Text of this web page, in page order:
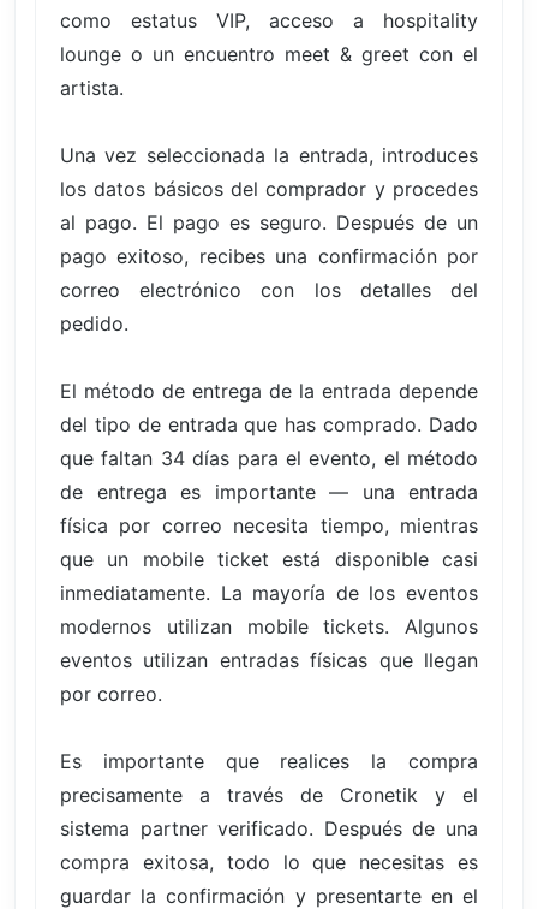
como estatus VIP, acceso a hospitality
lounge o un encuentro meet & greet con el
artista.
Una vez seleccionada la entrada, introduces
los datos básicos del comprador y procedes
al pago. El pago es seguro. Después de un
pago exitoso, recibes una confirmación por
correo electrónico con los detalles del
pedido.
El método de entrega de la entrada depende
del tipo de entrada que has comprado. Dado
que faltan 34 días para el evento, el método
de entrega es importante — una entrada
física por correo necesita tiempo, mientras
que un mobile ticket está disponible casi
inmediatamente. La mayoría de los eventos
modernos utilizan mobile tickets. Algunos
eventos utilizan entradas físicas que llegan
por correo.
Es importante que realices la compra
precisamente a través de Cronetik y el
sistema partner verificado. Después de una
compra exitosa, todo lo que necesitas es
guardar la confirmación y presentarte en el